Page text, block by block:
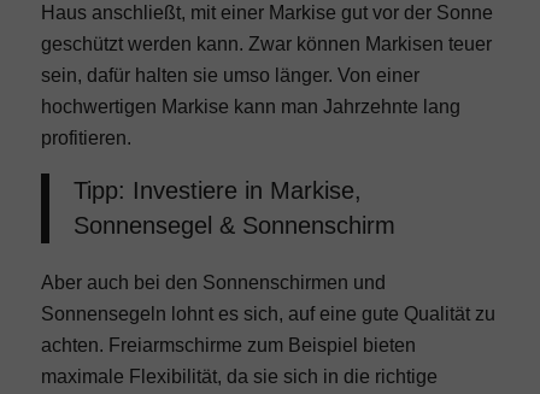
Haus anschließt, mit einer Markise gut vor der Sonne
geschütztwerden kann. Zwar können Markisen teuer
sein, dafür halten sie umso länger. Von einer
hochwertigen Markise kann man Jahrzehnte lang
profitieren.
Tipp: Investiere in Markise,
Sonnensegel & Sonnenschirm
Aber auch bei den Sonnenschirmen und
Sonnensegeln lohnt es sich, auf eine gute Qualität zu
achten. Freiarmschirme zum Beispiel bieten
maximale Flexibilität, da sie sich in die richtige